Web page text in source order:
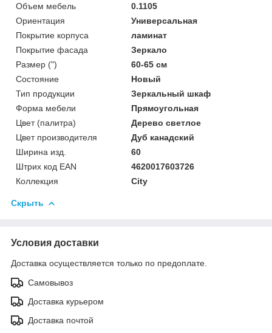
Объем мебель
0.1105
Ориентация
Универсальная
Покрытие корпуса
ламинат
Покрытие фасада
Зеркало
Размер (")
60-65 см
Состояние
Новый
Тип продукции
Зеркальный шкаф
Форма мебели
Прямоугольная
Цвет (палитра)
Дерево светлое
Цвет производителя
Дуб канадский
Ширина изд.
60
Штрих код EAN
4620017603726
Коллекция
City
Скрыть
Условия доставки
Доставка осуществляется только по предоплате.
Самовывоз
Доставка курьером
Доставка почтой